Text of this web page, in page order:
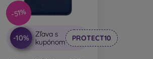
-51%
-10%
Zľava s
kupónom
PROTECT10